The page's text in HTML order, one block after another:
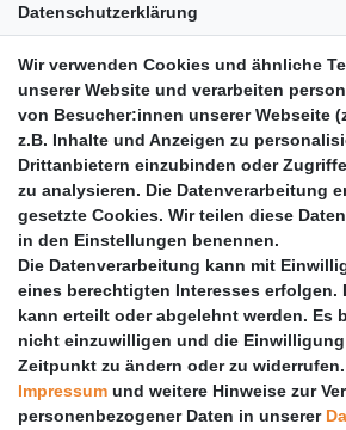
Datenschutzerklärung
Barrierefreiheit
Anleitungen
Vertrag widerrufen
PARTNER
DHL
GLS
PaketPLUS
SPONSORING
Wir verwenden Cookies und ähnliche
unserer Website und verarbeiten
von Besucher:innen unserer Webseite
z.B. Inhalte und Anzeigen zu
Drittanbietern einzubinden oder
zu analysieren. Die Datenverarbeitung
gesetzte Cookies. Wir teilen diese
in den Einstellungen benennen.
Die Datenverarbeitung kann mit
eines berechtigten Interesses erfolgen.
kann erteilt oder abgelehnt werden. Es
nicht einzuwilligen und die Einwilligung
Zeitpunkt zu ändern oder zu
Impressum und weitere Hinweise zur
personenbezogener Daten in unserer